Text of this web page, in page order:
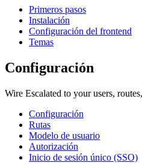
Primeros pasos
Instalación
Configuración del frontend
Temas
Configuración
Wire Escalated to your users,
Configuración
Rutas
Modelo de usuario
Autorización
Inicio de sesión único (SSO)